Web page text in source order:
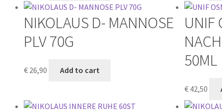
NIKOLAUS D- MANNOSE
PLV 70G
€ 26,90 Add to cart
UNIF
50ML
€ 42,50